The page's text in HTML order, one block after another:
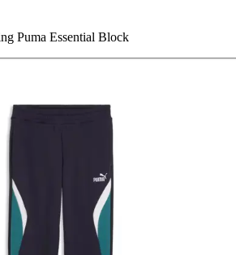
Puma Essential Block